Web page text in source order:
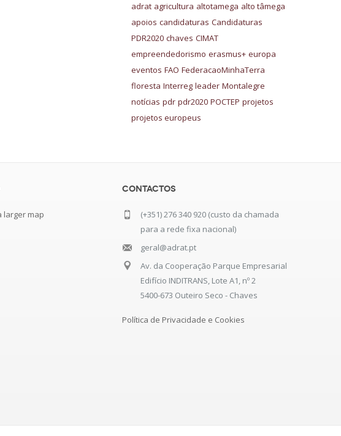
adrat agricultura altotamega alto tâmega
apoios candidaturas Candidaturas
PDR2020 chaves CIMAT
empreendedorismo erasmus+ europa
eventos FAO FederacaoMinhaTerra
floresta Interreg leader Montalegre
notícias pdr pdr2020 POCTEP projetos
projetos europeus
Contactos
(+351) 276 340 920 (custo da chamada
para a rede fixa nacional)
geral@adrat.pt
Av. da Cooperação Parque Empresarial
Edifício INDITRANS, Lote A1, nº 2
5400-673 Outeiro Seco - Chaves
Política de Privacidade e Cookies